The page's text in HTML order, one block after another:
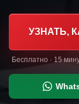
УЗНАТЬ,
Бесплатно · 15